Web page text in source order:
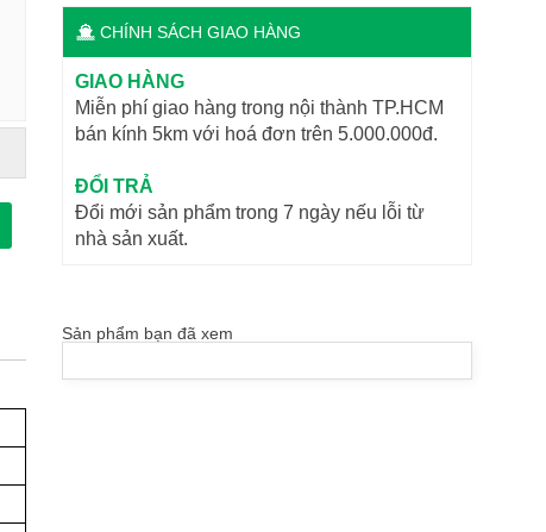
CHÍNH SÁCH GIAO HÀNG
GIAO HÀNG
Miễn phí giao hàng trong nội thành TP.HCM
bán kính 5km với hoá đơn trên 5.000.000đ.
ĐỔI TRẢ
Đổi mới sản phẩm trong 7 ngày nếu lỗi từ
nhà sản xuất.
Sản phẩm bạn đã xem